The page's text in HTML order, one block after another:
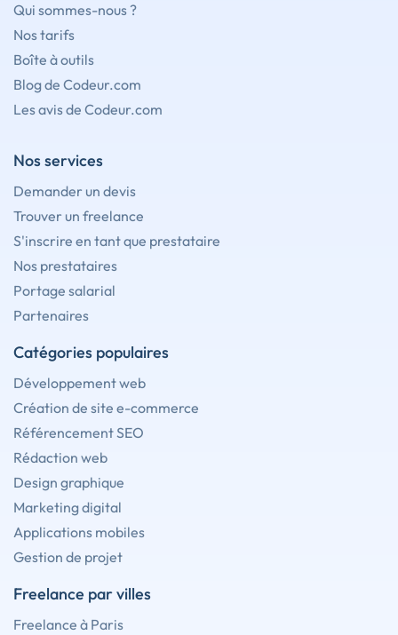
Qui sommes-nous ?
Nos tarifs
Boîte à outils
Blog de Codeur.com
Les avis de Codeur.com
Nos services
Demander un devis
Trouver un freelance
S'inscrire en tant que prestataire
Nos prestataires
Portage salarial
Partenaires
Catégories populaires
Développement web
Création de site e-commerce
Référencement SEO
Rédaction web
Design graphique
Marketing digital
Applications mobiles
Gestion de projet
Freelance par villes
Freelance à Paris